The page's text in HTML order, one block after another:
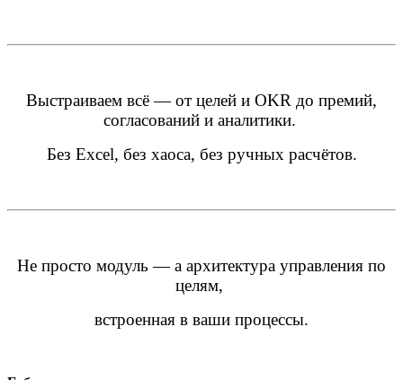
Выстраиваем всё — от целей и OKR до премий,
согласований и аналитики.
Без Excel, без хаоса, без ручных расчётов.
Не просто модуль — а архитектура управления по
целям,
встроенная в ваши процессы.